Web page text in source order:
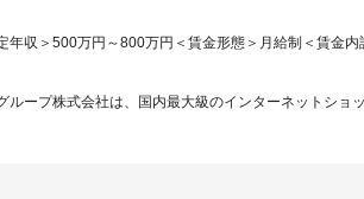
年収＞500万円～800万円＜賃金形態＞月給制＜賃金
ループ株式会社は、国内最大級のインターネットショ